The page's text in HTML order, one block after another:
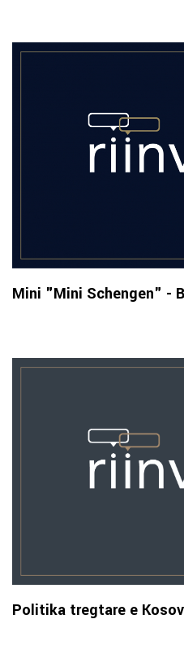
Mini "Mini Schengen" -
Politika tregtare e